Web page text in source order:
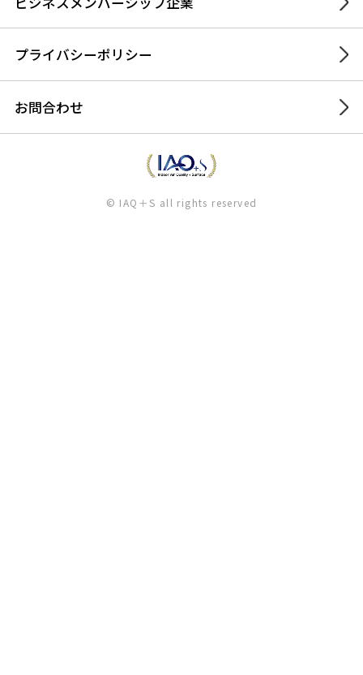
プライバシーポリシー
お問合わせ
© IAQ＋S all rights reserved